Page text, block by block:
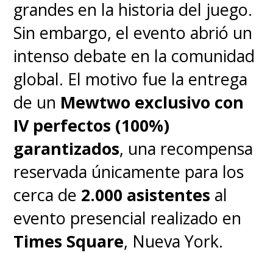
coleccionables más exitosos y
demandados del planeta,
manteniendo una tendencia
alcista constante en su valor de
mercado y popularidad entre
nuevas generaciones de
entrenadores.
grandes en la historia del juego.
Sin embargo, el evento abrió un
intenso debate en la comunidad
global. El motivo fue la entrega
de un Mewtwo exclusivo con
IV perfectos (100%)
garantizados, una recompensa
reservada únicamente para los
cerca de 2.000 asistentes al
evento presencial realizado en
Times Square, Nueva York.